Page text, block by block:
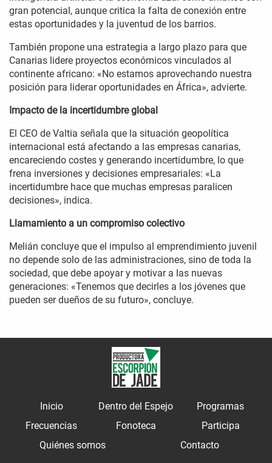
gran potencial, aunque critica la falta de conexión entre
estas oportunidades y la juventud de los barrios.
También propone una estrategia a largo plazo para que
Canarias lidere proyectos económicos vinculados al
continente africano: «No estamos aprovechando nuestra
posición para liderar oportunidades en África», advierte.
Impacto de la incertidumbre global
El CEO de Valtia señala que la situación geopolítica
internacional está afectando a las empresas canarias,
encareciendo costes y generando incertidumbre, lo que
frena inversiones y decisiones empresariales: «La
incertidumbre hace que muchas empresas paralicen
decisiones», indica.
Llamamiento a un compromiso colectivo
Melián concluye que el impulso al emprendimiento juvenil
no depende solo de las administraciones, sino de toda la
sociedad, que debe apoyar y motivar a las nuevas
generaciones: «Tenemos que decirles a los jóvenes que
pueden ser dueños de su futuro», concluye.
Inicio Dentro del Espejo
Programas
Frecuencias
Fonoteca
Participa
Quiénes somos
Contacto